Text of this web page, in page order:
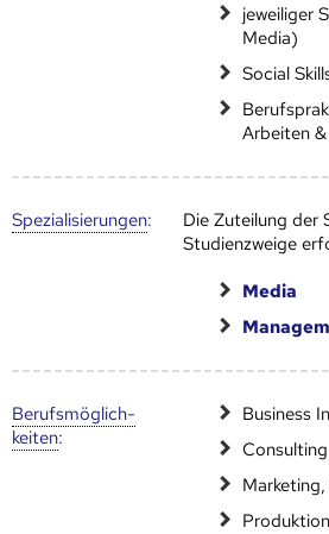
jeweiliger
Media)
Social
Arbeiten
Speziali­sierungen:
Die Zuteilung der
Studienzweige
Media
Berufs­möglich­
keiten:
Business